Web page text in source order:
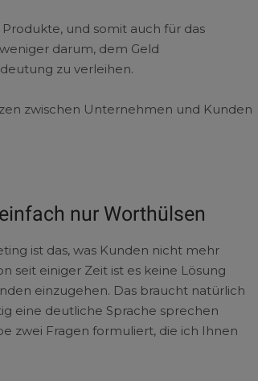
und somit auch für das
darum, dem Geld
zu verleihen.
zwischen Unternehmen und Kunden
nur Worthülsen
ist das, was Kunden nicht mehr
seit einiger Zeit ist es keine Lösung
einzugehen. Das braucht natürlich
eine deutliche Sprache sprechen
zwei Fragen formuliert, die ich Ihnen